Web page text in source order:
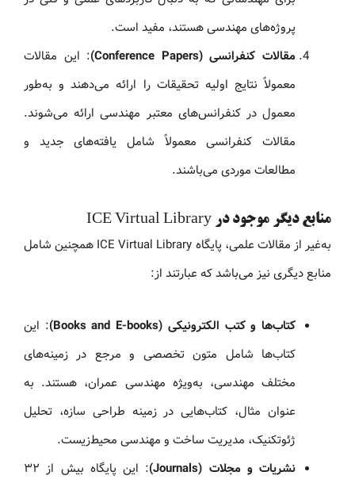
پروژه‌های مهندسی هستند، مفید است.
مقالات کنفرانسی (Conference Papers)
: این مقالات
معمولاً نتایج اولیه تحقیقات را ارائه می‌دهند و به‌طور
معمول در کنفرانس‌های معتبر مهندسی ارائه می‌شوند.
مقالات کنفرانسی معمولاً شامل یافته‌های جدید و
مطالعات موردی می‌باشند.
منابع دیگر موجود در ICE Virtual Library
به‌غیر از مقالات علمی، پایگاه ICE Virtual Library همچنین شامل
منابع دیگری نیز می‌باشد که عبارتند از:
کتاب‌ها و کتب الکترونیکی (Books and E-books)
: این
کتاب‌ها شامل متون تخصصی و مرجع در زمینه‌های
مختلف مهندسی، به‌ویژه مهندسی عمران، هستند. به
عنوان مثال، کتاب‌هایی در زمینه طراحی سازه، تحلیل
ژئوتکنیک، مدیریت ساخت و مهندسی محیط‌زیست.
نشریات و مجلات (Journals)
: این پایگاه بیش از ۳۲